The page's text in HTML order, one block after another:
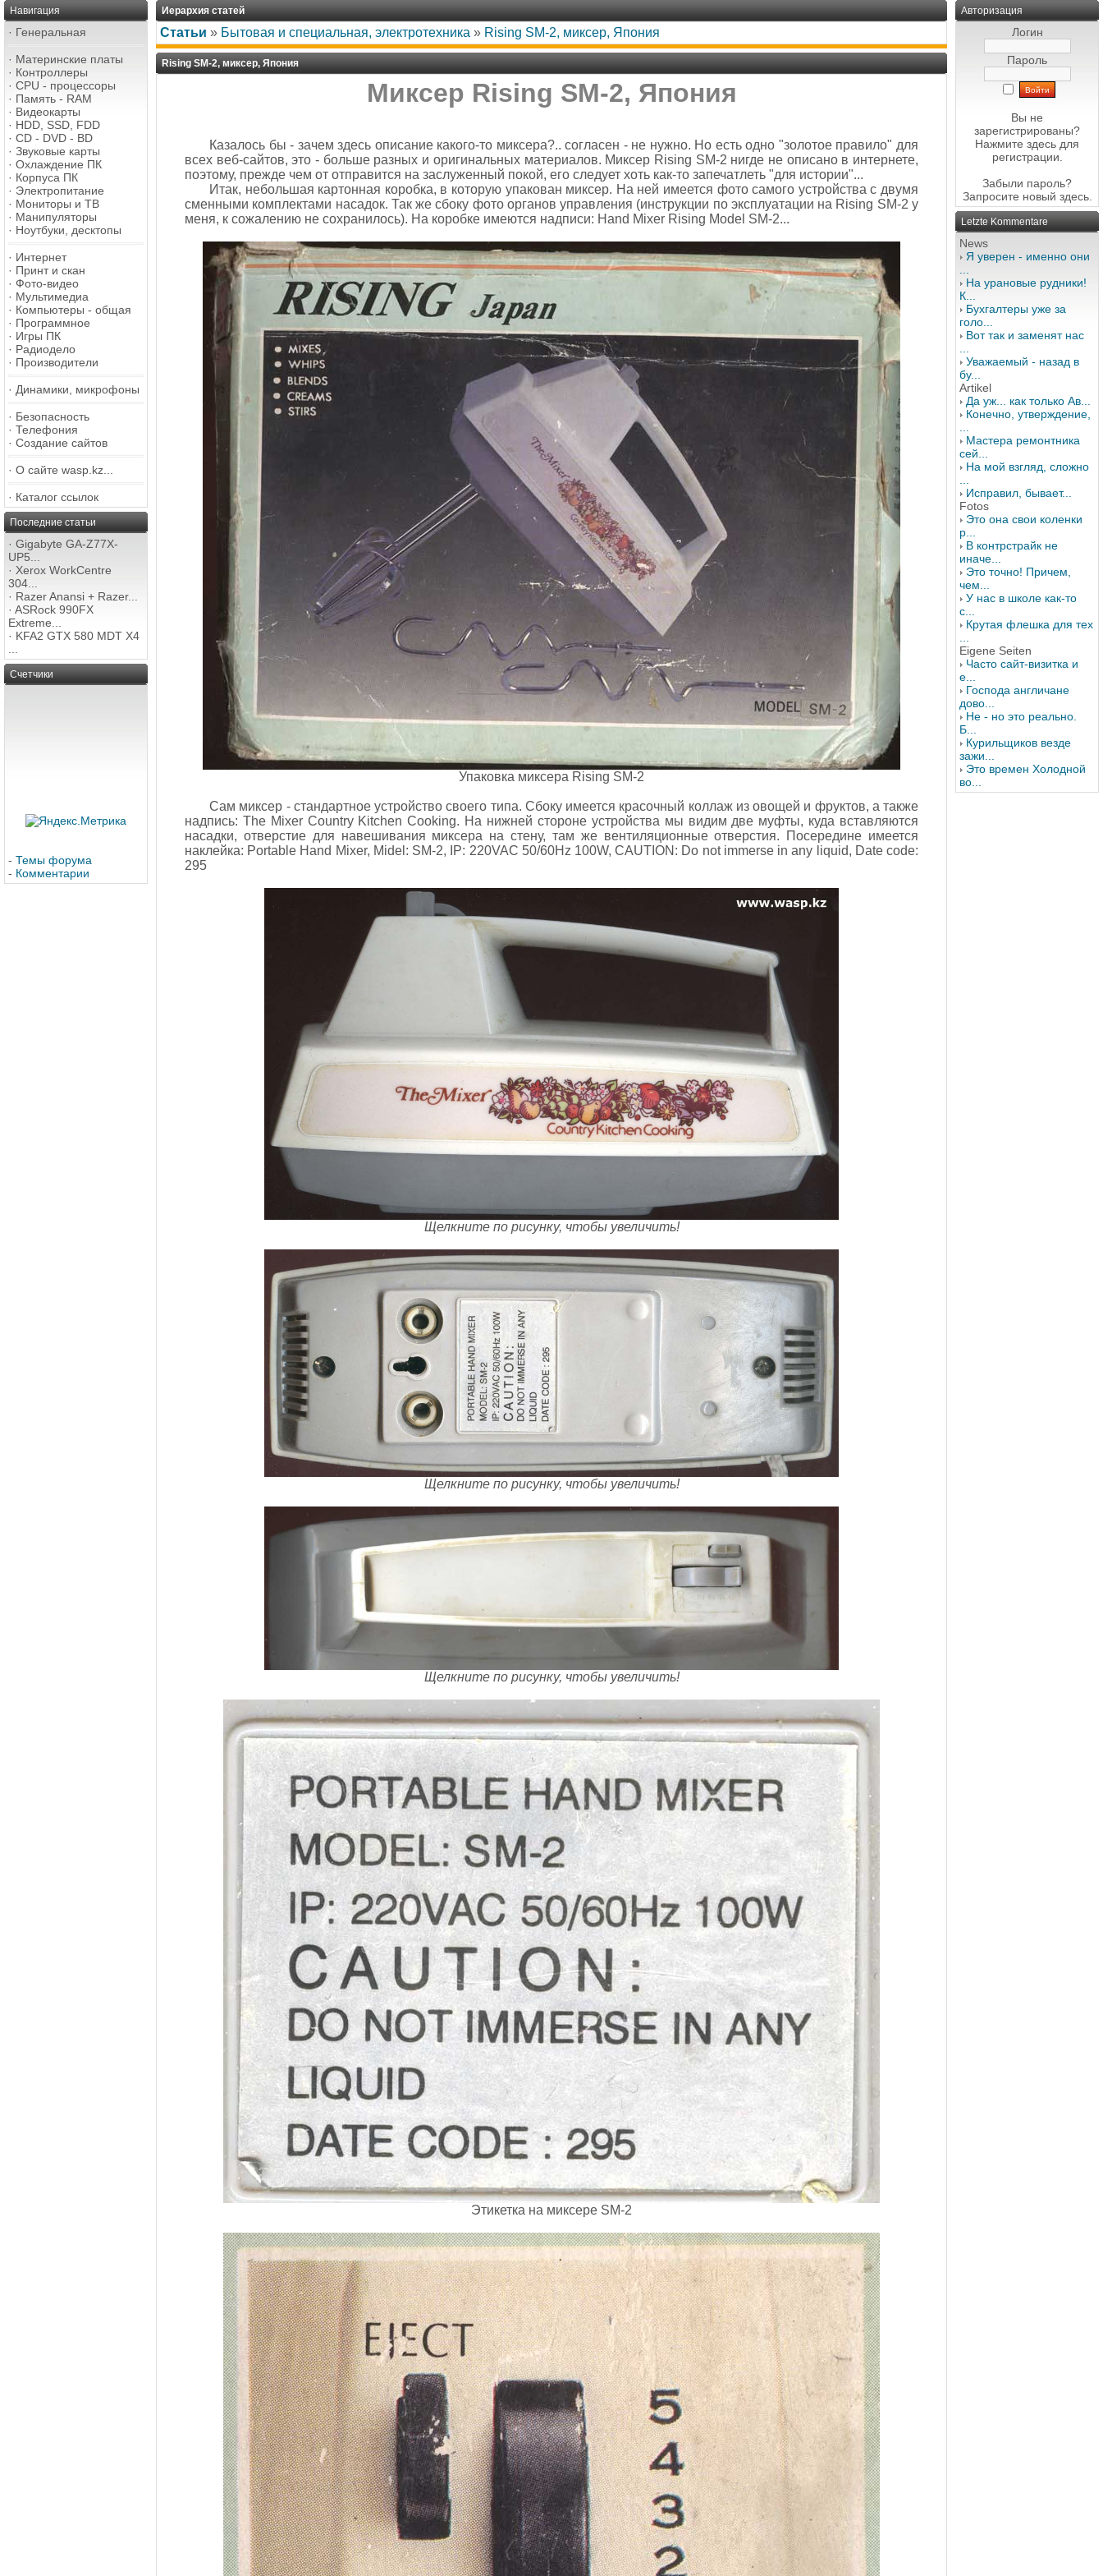
Навигация
· Генеральная
· Материнские платы
· Контроллеры
· CPU - процессоры
· Память - RAM
· Видеокарты
· HDD, SSD, FDD
· CD - DVD - BD
· Звуковые карты
· Охлаждение ПК
· Корпуса ПК
· Электропитание
· Мониторы и ТВ
· Манипуляторы
· Ноутбуки, десктопы
· Интернет
· Принт и скан
· Фото-видео
· Мультимедиа
· Компьютеры - общая
· Программное
· Игры ПК
· Радиодело
· Производители
· Динамики, микрофоны
· Безопасность
· Телефония
· Создание сайтов
· О сайте wasp.kz...
· Каталог ссылок
Последние статьи
· Gigabyte GA-Z77X-
UP5...
· Xerox WorkCentre
304...
· Razer Anansi + Razer...
· ASRock 990FX
Extreme...
· KFA2 GTX 580 MDT X4
Счетчики
- Темы форума
- Комментарии
Иерархия статей
Статьи » Бытовая и специальная, электротехника » Rising SM-2, миксер, Япония
Rising SM-2, миксер, Япония
Миксер Rising SM-2, Япония
Казалось бы - зачем здесь описание какого-то миксера?.. согласен - не нужно. Но есть одно "золотое правило" для
всех веб-сайтов, это - больше разных и оригинальных материалов. Миксер Rising SM-2 нигде не описано в интернете,
поэтому, прежде чем от отправится на заслуженный покой, его следует хоть как-то запечатлеть "для истории"...
Итак, небольшая картонная коробка, в которую упакован миксер. На ней имеется фото самого устройства с двумя
сменными комплектами насадок. Так же сбоку фото органов управления (инструкции по эксплуатации на Rising SM-2 у
меня, к сожалению не сохранилось). На коробке имеются надписи: Hand Mixer Rising Model SM-2...
Упаковка миксера Rising SM-2
Сам миксер - стандартное устройство своего типа. Сбоку имеется красочный коллаж из овощей и фруктов, а также
надпись: The Mixer Country Kitchen Cooking. На нижней стороне устройства мы видим две муфты, куда вставляются
насадки, отверстие для навешивания миксера на стену, там же вентиляционные отверстия. Посередине имеется
наклейка: Portable Hand Mixer, Midel: SM-2, IP: 220VAC 50/60Hz 100W, CAUTION: Do not immerse in any liquid, Date code:
295
Щелкните по рисунку, чтобы увеличить!
Щелкните по рисунку, чтобы увеличить!
Щелкните по рисунку, чтобы увеличить!
Этикетка на миксере SM-2
Авторизация
Логин
Пароль
Вы не
зарегистрированы?
Нажмите здесь для
регистрации.
Забыли пароль?
Запросите новый здесь.
Letzte Kommentare
News
Я уверен - именно они
На урановые рудники!
К...
Бухгалтеры уже за
голо...
Вот так и заменят нас
Уважаемый - назад в
бу...
Artikel
Да уж... как только Ав...
Конечно, утверждение,
Мастера ремонтника
сей...
На мой взгляд, сложно
Исправил, бывает...
Fotos
Это она свои коленки
р...
В контрстрайк не
иначе...
Это точно! Причем,
чем...
У нас в школе как-то
с...
Крутая флешка для тех
Eigene Seiten
Часто сайт-визитка и
е...
Господа англичане
дово...
Не - но это реально.
Б...
Курильщиков везде
зажи...
Это времен Холодной
во...